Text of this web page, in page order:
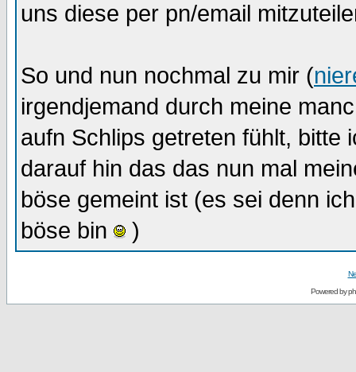
uns diese per pn/email
So und nun nochmal zu mir (
irgendjemand durch meine
aufn Schlips getreten fühlt, bitte
darauf hin das das nun mal
böse gemeint ist (es sei denn
böse bin
)
Powered by